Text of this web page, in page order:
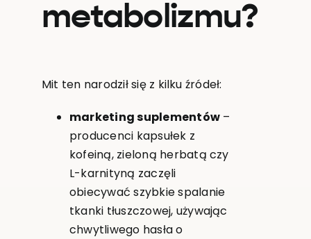
metabolizmu?
Mit ten narodził się z kilku źródeł:
marketing suplementów –
producenci kapsułek z
kofeiną, zieloną herbatą czy
L-karnityną zaczęli
obiecywać szybkie spalanie
tkanki tłuszczowej, używając
chwytliwego hasła o